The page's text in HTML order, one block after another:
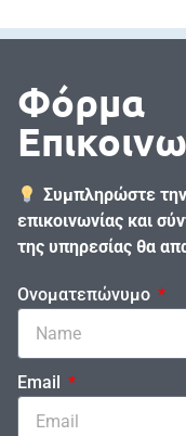
Φόρμα
Συμπληρώστε
επικοινωνίας και
της υπηρεσίας θα
Ονοματεπώνυμο
Email